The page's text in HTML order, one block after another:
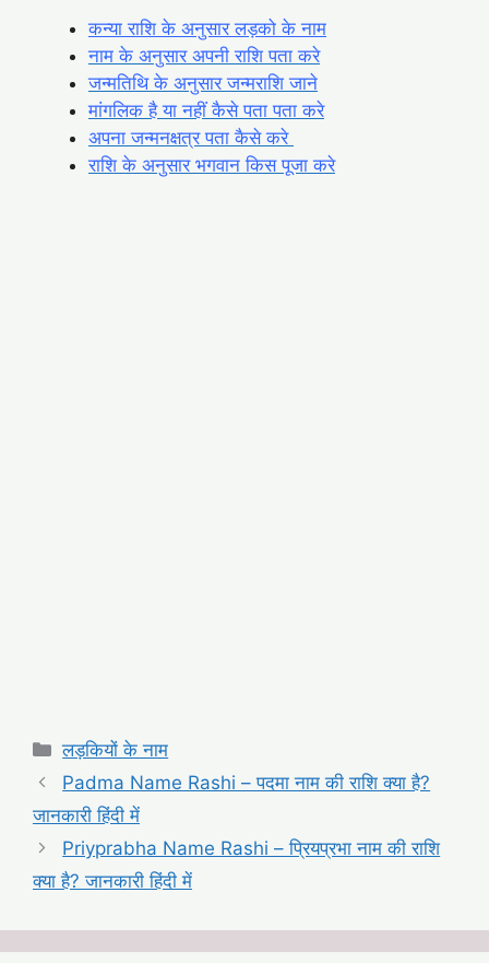
कन्या राशि के अनुसार लड़को के नाम
नाम के अनुसार अपनी राशि पता करे
जन्मतिथि के अनुसार जन्मराशि जाने
मांगलिक है या नहीं कैसे पता पता करे
अपना जन्मनक्षत्र पता कैसे करे
राशि के अनुसार भगवान किस पूजा करे
Categories
लड़कियों के नाम
Padma Name Rashi – पदमा नाम की राशि क्या है?
जानकारी हिंदी में
Priyprabha Name Rashi – प्रियप्रभा नाम की राशि
क्या है? जानकारी हिंदी में